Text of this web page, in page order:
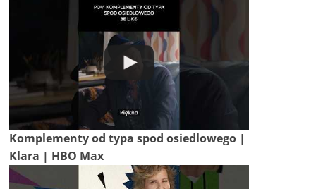
Komplementy od typa spod osiedlowego |
Klara | HBO Max